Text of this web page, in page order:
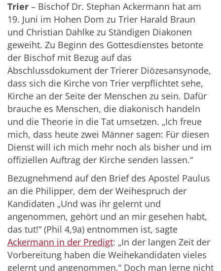
Trier – Bischof Dr. Stephan Ackermann hat am
19. Juni im Hohen Dom zu Trier Harald Braun
und Christian Dahlke zu Ständigen Diakonen
geweiht. Zu Beginn des Gottesdienstes betonte
der Bischof mit Bezug auf das
Abschlussdokument der Trierer Diözesansynode,
dass sich die Kirche von Trier verpflichtet sehe,
Kirche an der Seite der Menschen zu sein. Dafür
brauche es Menschen, die diakonisch handeln
und die Theorie in die Tat umsetzen. „Ich freue
mich, dass heute zwei Männer sagen: Für diesen
Dienst will ich mich mehr noch als bisher und im
offiziellen Auftrag der Kirche senden lassen.“
Bezugnehmend auf den Brief des Apostel Paulus
an die Philipper, dem der Weihespruch der
Kandidaten „Und was ihr gelernt und
angenommen, gehört und an mir gesehen habt,
das tut!“ (Phil 4,9a) entnommen ist, sagte
Ackermann in der Predigt: „In der langen Zeit der
Vorbereitung haben die Weihekandidaten vieles
gelernt und angenommen.“ Doch man lerne nicht